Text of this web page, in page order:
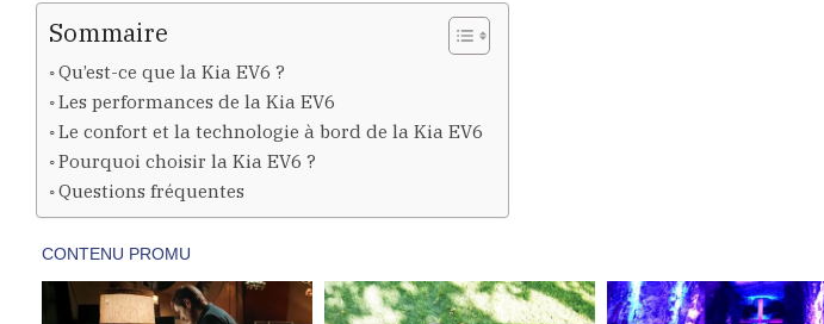
Sommaire
Qu’est-ce que la Kia EV6 ?
Les performances de la Kia EV6
Le confort et la technologie à bord de la Kia EV6
Pourquoi choisir la Kia EV6 ?
Questions fréquentes